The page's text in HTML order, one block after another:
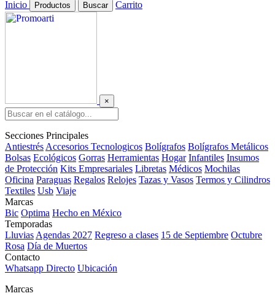
Inicio Productos Buscar Carrito
×
Secciones Principales
Antiestrés Accesorios Tecnologicos Bolígrafos Bolígrafos Metálicos
Bolsas Ecológicos Gorras Herramientas Hogar Infantiles Insumos
de Protección Kits Empresariales Libretas Médicos Mochilas
Oficina Paraguas Regalos Relojes Tazas y Vasos Termos y Cilindros
Textiles Usb Viaje
Marcas
Bic Optima Hecho en México
Temporadas
Lluvias Agendas 2027 Regreso a clases 15 de Septiembre Octubre
Rosa Día de Muertos
Contacto
Whatsapp Directo Ubicación
Marcas